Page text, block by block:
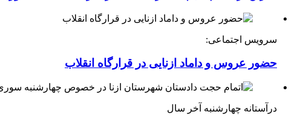
سرویس اجتماعی:
حضور عروس و داماد ازنایی در قرارگاه انقلاب
درآستانه چهارشنبه آخر سال